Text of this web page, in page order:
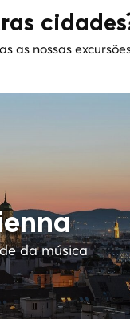
as nossas
da música